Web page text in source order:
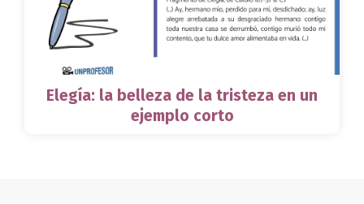
Elegía: la belleza de la tristeza en un
ejemplo corto